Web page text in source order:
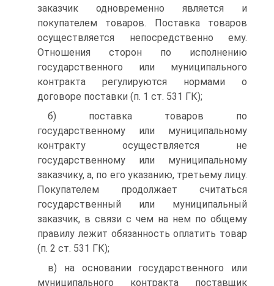
заказчик одновременно является и
покупателем товаров. Поставка товаров
осуществляется непосредственно ему.
Отношения сторон по исполнению
государственного или муниципального
контракта регулируются нормами о
договоре поставки (п. 1 ст. 531 ГК);
б) поставка товаров по
государственному или муниципальному
контракту осуществляется не
государственному или муниципальному
заказчику, а, по его указанию, третьему лицу.
Покупателем продолжает считаться
государственный или муниципальный
заказчик, в связи с чем на нем по общему
правилу лежит обязанность оплатить товар
(п. 2 ст. 531 ГК);
в) на основании государственного или
муниципального контракта поставщик